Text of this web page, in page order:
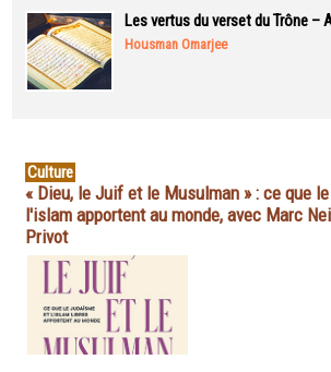
Les vertus du verset du Trône –
Housman Omarjee
Culture
« Dieu, le Juif et le Musulman » : ce que
l'islam apportent au monde, avec Marc
Privot